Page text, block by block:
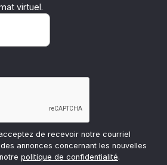
virtuel.
de recevoir notre courriel
annonces concernant les nouvelles
politique de confidentialité.